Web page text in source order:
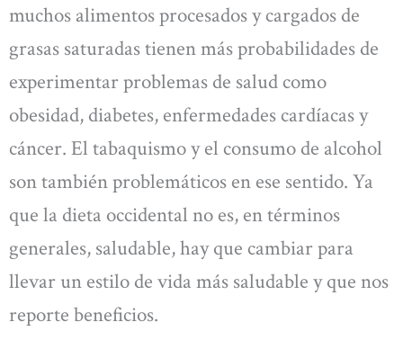
muchos alimentos procesados y cargados de
grasas saturadas tienen más probabilidades de
experimentar problemas de salud como
obesidad, diabetes, enfermedades cardíacas y
cáncer. El tabaquismo y el consumo de alcohol
son también problemáticos en ese sentido. Ya
que la dieta occidental no es, en términos
generales, saludable, hay que cambiar para
llevar un estilo de vida más saludable y que nos
reporte beneficios.